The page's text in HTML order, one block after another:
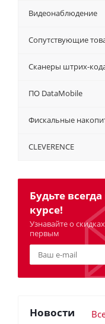
Видеонаблюдение
Сопутствующие
Сканеры штрих-
ПО DataMobile
Фискальные
CLEVERENCE
Будьте всегда
курсе!
Узнавайте о
первым
Новости